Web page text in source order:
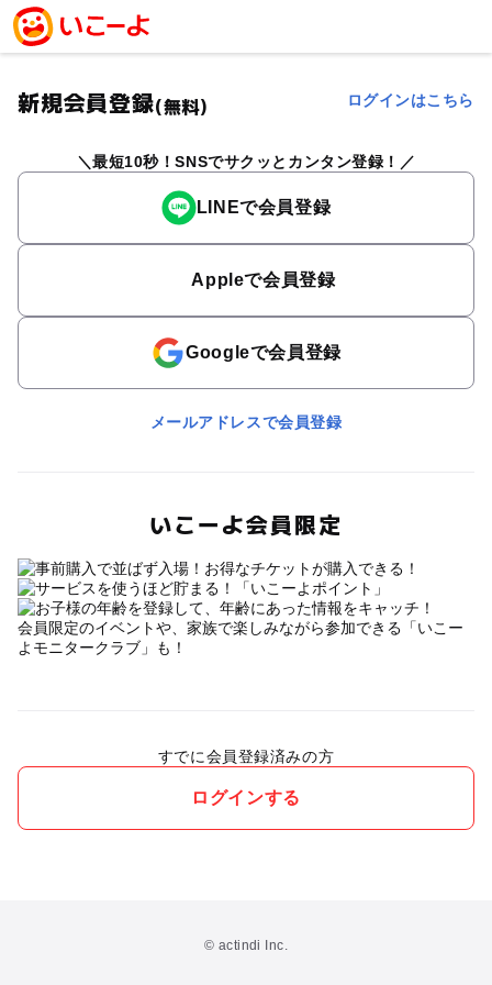
新規会員登録(無料) ログインはこちら
最短10秒！SNSでサクッとカンタン登録！
LINEで会員登録
Appleで会員登録
Googleで会員登録
メールアドレスで会員登録
いこーよ会員限定
会員限定のイベントや、家族で楽しみながら参加できる「いこー
よモニタークラブ」も！
すでに会員登録済みの方
ログインする
© actindi Inc.